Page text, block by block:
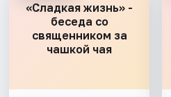
«Сладкая жизнь» -
беседа со
священником за
чашкой чая